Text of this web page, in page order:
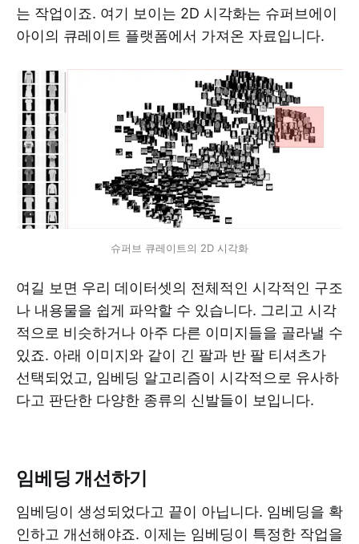
는 작업이죠. 여기 보이는 2D 시각화는 슈퍼브에이
아이의 큐레이트 플랫폼에서 가져온 자료입니다.
슈퍼브 큐레이트의 2D 시각화
여길 보면 우리 데이터셋의 전체적인 시각적인 구조
나 내용물을 쉽게 파악할 수 있습니다. 그리고 시각
적으로 비슷하거나 아주 다른 이미지들을 골라낼 수
있죠. 아래 이미지와 같이 긴 팔과 반 팔 티셔츠가
선택되었고, 임베딩 알고리즘이 시각적으로 유사하
다고 판단한 다양한 종류의 신발들이 보입니다.
임베딩 개선하기
임베딩이 생성되었다고 끝이 아닙니다. 임베딩을 확
인하고 개선해야죠. 이제는 임베딩이 특정한 작업을